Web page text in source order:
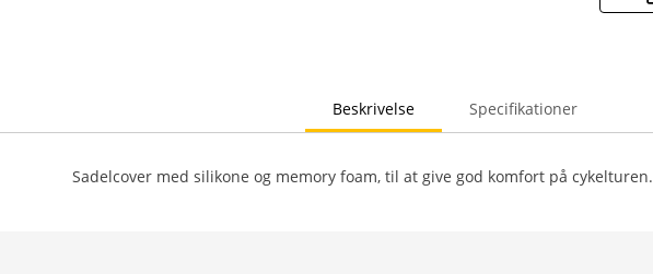
Beskrivelse Specifikationer
Sadelcover med silikone og memory foam, til at give god komfort på cykelturen.